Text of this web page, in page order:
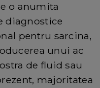
o anumita
diagnostice
pentru sarcina,
unui ac
de fluid sau
majoritatea